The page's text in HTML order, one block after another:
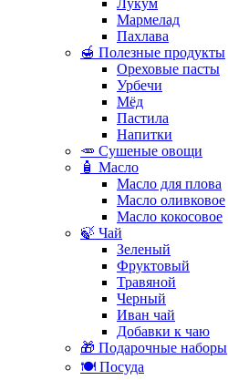
Лукум
Мармелад
Пахлава
🍯 Полезные продукты
Ореховые пасты
Урбечи
Мёд
Пастила
Напитки
🥕 Сушеные овощи
🧴 Масло
Масло для плова
Масло оливковое
Масло кокосовое
🍃 Чай
Зеленый
Фруктовый
Травяной
Черный
Иван чай
Добавки к чаю
🎁 Подарочные наборы
🍽️ Посуда